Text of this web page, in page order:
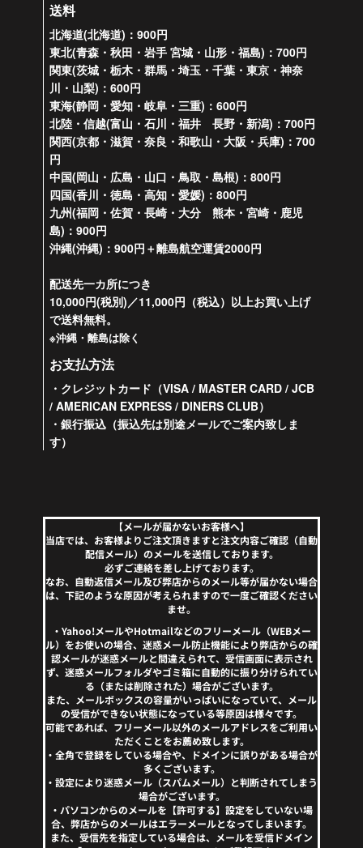
送料
北海道(北海道)：900円
東北(青森・秋田・岩手 宮城・山形・福島)：700円
関東(茨城・栃木・群馬・埼玉・千葉・東京・神奈
川・山梨)：600円
東海(静岡・愛知・岐阜・三重)：600円
北陸・信越(富山・石川・福井 長野・新潟)：700円
関西(京都・滋賀・奈良・和歌山・大阪・兵庫)：700
円
中国(岡山・広島・山口・鳥取・島根)：800円
四国(香川・徳島・高知・愛媛)：800円
九州(福岡・佐賀・長崎・大分 熊本・宮崎・鹿児
島)：900円
沖縄(沖縄)：900円＋離島航空運賃2000円
配送先一カ所につき
10,000円(税別)／11,000円（税込）以上お買い上げ
で送料無料。
※沖縄・離島は除く
お支払方法
・クレジットカード（VISA / MASTER CARD / JCB
/ AMERICAN EXPRESS / DINERS CLUB）
・銀行振込（振込先は別途メールでご案内致しま
す）
【メールが届かないお客様へ】
当店では、お客様よりご注文頂きますと注文内容ご確認（自動
配信メール）のメールを送信しております。
必ずご連絡を差し上げております。
なお、自動返信メール及び弊店からのメール等が届かない場合
は、下記のような原因が考えられますので一度ご確認ください
ませ。
・Yahoo!メールやHotmailなどのフリーメール（WEBメー
ル）をお使いの場合、迷惑メール防止機能により弊店からの確
認メールが迷惑メールと間違えられて、受信画面に表示され
ず、迷惑メールフォルダやゴミ箱に自動的に振り分けられてい
る（または削除された）場合がございます。
また、メールボックスの容量がいっぱいになっていて、メール
の受信ができない状態になっている等原因は様々です。
可能であれば、フリーメール以外のメールアドレスをご利用い
ただくことをお薦め致します。
・全角で登録をしている場合や、ドメインに誤りがある場合が
多くございます。
・設定により迷惑メール（スパムメール）と判断されてしまう
場合がございます。
・パソコンからのメールを【許可する】設定をしていない場
合、弊店からのメールはエラーメールとなってしまいます。
また、受信先を指定している場合は、メールを受信ドメイン